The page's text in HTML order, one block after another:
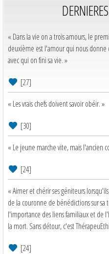
« Dans la vie on a trois amours, le
deuxième est l'amour qui nous
avec qui on fini sa vie. »
[27]
« Les vrais chefs doivent savoir obéir. »
[30]
« Le jeune marche vite, mais l'ancien
[24]
« Aimer et chérir ses géniteurs
de la couronne de bénédictions sur
l'importance des liens familiaux et de
la mort. Sans détour, c'est
[24]